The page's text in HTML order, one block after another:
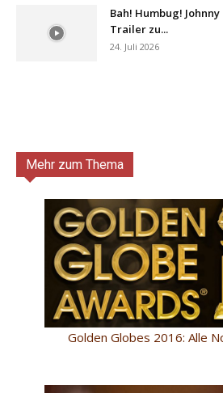
Bah! Humbug!
Trailer zu...
24. Juli 2026
Mehr zum Thema
Golden Globes 2016: Alle